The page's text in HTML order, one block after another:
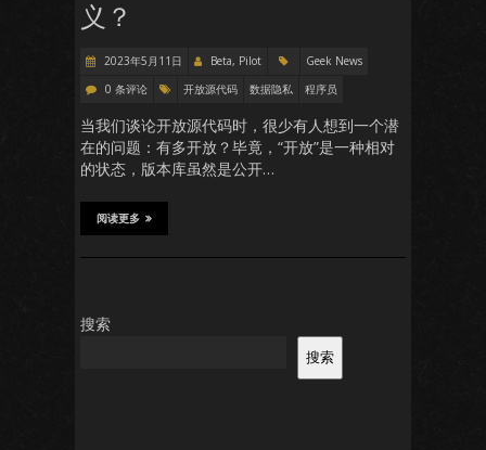
义？
2023年5月11日 Beta, Pilot
Geek News
0 条评论
开放源代码 数据隐私 程序员
当我们谈论开放源代码时，很少有人想到一个潜
在的问题：有多开放？毕竟，“开放”是一种相对
的状态，版本库虽然是公开…
阅读更多
搜索
搜索